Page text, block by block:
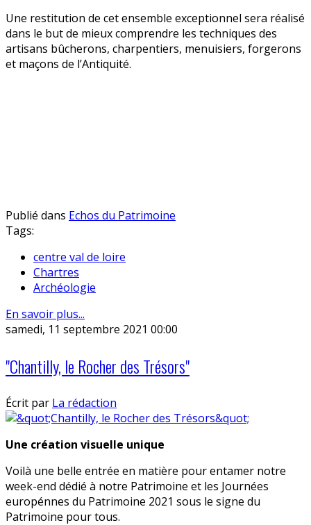
Une restitution de cet ensemble exceptionnel sera réalisé
dans le but de mieux comprendre les techniques des
artisans bûcherons, charpentiers, menuisiers, forgerons
et maçons de l’Antiquité.
Publié dans Echos du Patrimoine
Tags:
centre val de loire
Chartres
Archéologie
En savoir plus...
samedi, 11 septembre 2021 00:00
"Chantilly, le Rocher des Trésors"
Écrit par La rédaction
Une création visuelle unique
Voilà une belle entrée en matière pour entamer notre
week-end dédié à notre Patrimoine et les Journées
europénnes du Patrimoine 2021 sous le signe du
Patrimoine pour tous.